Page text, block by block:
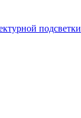
подсветки